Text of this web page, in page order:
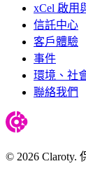
xCel 啟用
信託中心
客戶體驗
事件
環境、社
聯絡我們
© 2026 Claroty.